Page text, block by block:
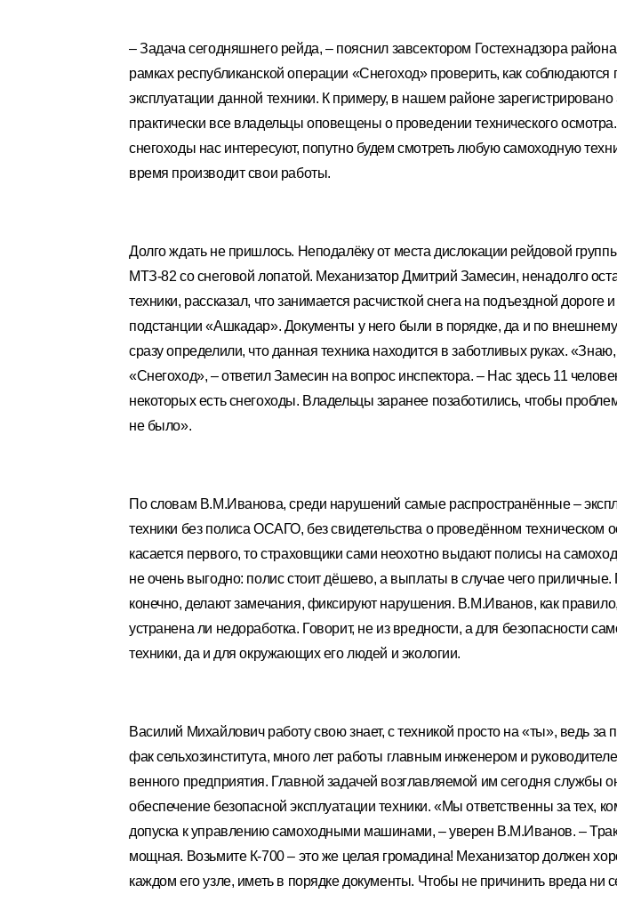
– Задача сегодняшнего рейда, – пояснил завсектором Гостехнадзора
рамках республиканской операции «Снегоход» проверить, как соблюдаются
эксплуатации данной техники. К примеру, в нашем районе зарегистрировано
практически все владельцы оповещены о проведении технического
снегоходы нас интересуют, попутно будем смотреть любую самоходную
время производит свои работы.
Долго ждать не пришлось. Неподалёку от места дислокации рейдовой
МТЗ-82 со снеговой лопатой. Механизатор Дмитрий Замесин, ненадолго
техники, рассказал, что занимается расчисткой снега на подъездной дороге
подстанции «Ашкадар». Документы у него были в порядке, да и по
сразу определили, что данная техника находится в заботливых руках.
«Снегоход», – ответил Замесин на вопрос инспектора. – Нас здесь 11
некоторых есть снегоходы. Владельцы заранее позаботились, чтобы
не было».
По словам В.М.Иванова, среди нарушений самые распространённые –
техники без полиса ОСАГО, без свидетельства о проведённом техническом
касается первого, то страховщики сами неохотно выдают полисы на
не очень выгодно: полис стоит дёшево, а выплаты в случае чего
конечно, делают замечания, фиксируют нарушения. В.М.Иванов, как
устранена ли недоработка. Говорит, не из вредности, а для безопасности
техники, да и для окружающих его людей и экологии.
Василий Михайлович работу свою знает, с техникой просто на «ты», ведь за
фак сельхозинститута, много лет работы главным инженером и
венного предприятия. Главной задачей возглавляемой им сегодня службы
обеспечение безопасной эксплуатации техники. «Мы ответственны за тех,
допуска к управлению самоходными машинами, – уверен В.М.Иванов. –
мощная. Возьмите К-700 – это же целая громадина! Механизатор должен
каждом его узле, иметь в порядке документы. Чтобы не причинить вреда ни